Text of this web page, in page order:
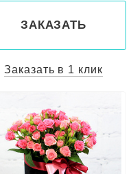
ЗАКАЗАТЬ
Заказать в 1 клик